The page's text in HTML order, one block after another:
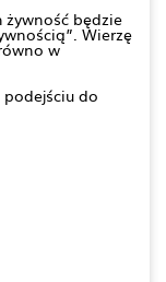
żywność będzie
Wierzę
w
do